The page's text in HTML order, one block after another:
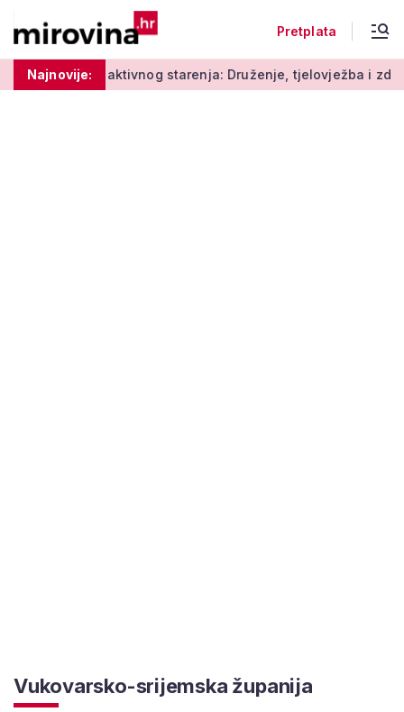
Pretplata
Najnovije:aktivnog starenja: Druženje, tjelovježba i zdrava
Vukovarsko-srijemska županija